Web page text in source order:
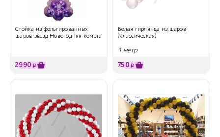
Стойка из фольгированных
шаров-звезд Новогодняя комета
2990 ₽
Белая гирлянда из шаров
(классическая)
1 метр
750 ₽